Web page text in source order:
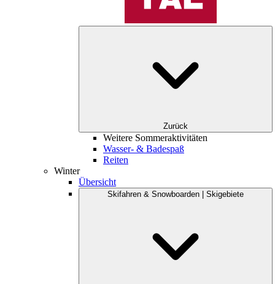
Zurück
Weitere Sommeraktivitäten
Wasser- & Badespaß
Reiten
Winter
Übersicht
Skifahren & Snowboarden | Skigebiete